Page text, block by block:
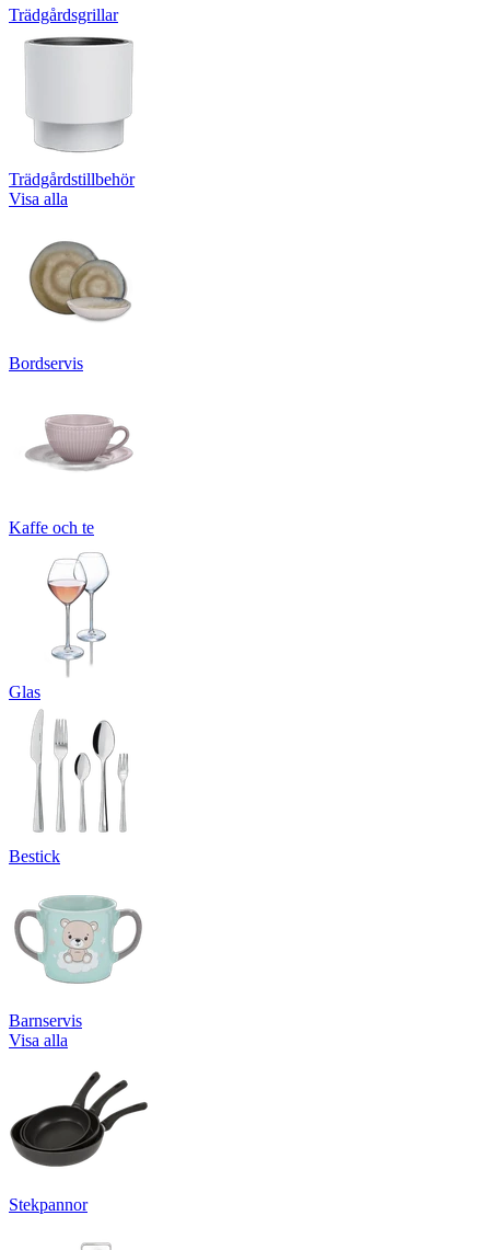
Trädgårdsgrillar
Trädgårdstillbehör
Visa alla
Bordservis
Kaffe och te
Glas
Bestick
Barnservis
Visa alla
Stekpannor